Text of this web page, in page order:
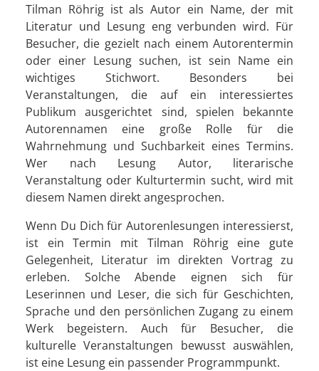
Tilman Röhrig ist als Autor ein Name, der mit
Literatur und Lesung eng verbunden wird. Für
Besucher, die gezielt nach einem Autorentermin
oder einer Lesung suchen, ist sein Name ein
wichtiges Stichwort. Besonders bei
Veranstaltungen, die auf ein interessiertes
Publikum ausgerichtet sind, spielen bekannte
Autorennamen eine große Rolle für die
Wahrnehmung und Suchbarkeit eines Termins.
Wer nach Lesung Autor, literarische
Veranstaltung oder Kulturtermin sucht, wird mit
diesem Namen direkt angesprochen.
Wenn Du Dich für Autorenlesungen interessierst,
ist ein Termin mit Tilman Röhrig eine gute
Gelegenheit, Literatur im direkten Vortrag zu
erleben. Solche Abende eignen sich für
Leserinnen und Leser, die sich für Geschichten,
Sprache und den persönlichen Zugang zu einem
Werk begeistern. Auch für Besucher, die
kulturelle Veranstaltungen bewusst auswählen,
ist eine Lesung ein passender Programmpunkt.